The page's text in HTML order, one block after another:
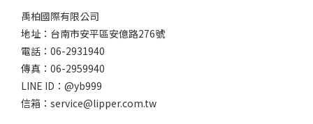
禹柏國際有限公司
地址：台南市安平區安億路276號
電話：06-2931940
傳真：06-2959940
LINE ID：@yb999
信箱：service@lipper.com.tw